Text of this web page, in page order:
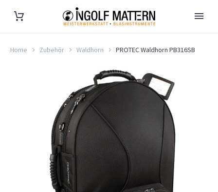
Home Zubehör Waldhorn PROTEC Waldhorn PB316SB